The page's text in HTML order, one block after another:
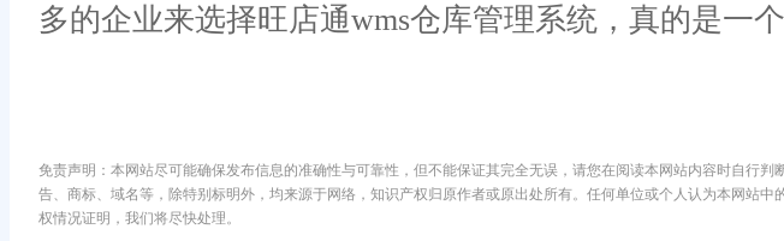
多的企业来选择旺店通wms仓库管理系统，真的是一
免责声明：本网站尽可能确保发布信息的准确性与可靠性，但不能保证其完全无误，请您在阅读本网站内容时自行
告、商标、域名等，除特别标明外，均来源于网络，知识产权归原作者或原出处所有。任何单位或个人认为本网站
权情况证明，我们将尽快处理。